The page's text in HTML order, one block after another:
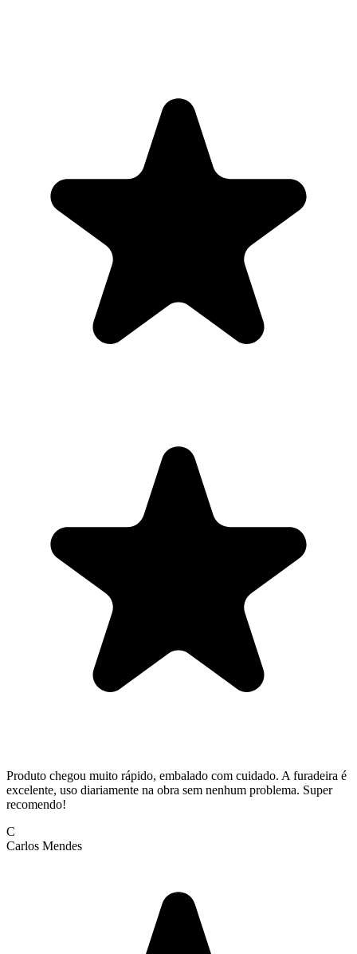
Produto chegou muito rápido, embalado com cuidado. A furadeira é
excelente, uso diariamente na obra sem nenhum problema. Super
recomendo!
C
Carlos Mendes